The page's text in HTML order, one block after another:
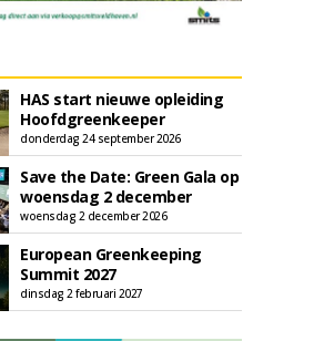
HAS start nieuwe opleiding
Hoofdgreenkeeper
donderdag 24 september 2026
Save the Date: Green Gala op
woensdag 2 december
woensdag 2 december 2026
European Greenkeeping
Summit 2027
dinsdag 2 februari 2027